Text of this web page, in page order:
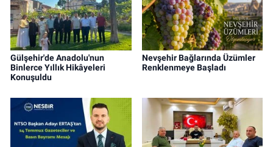
Gülşehir'de Anadolu'nun
Binlerce Yıllık Hikâyeleri
Konuşuldu
Nevşehir Bağlarında Üzümler
Renklenmeye Başladı